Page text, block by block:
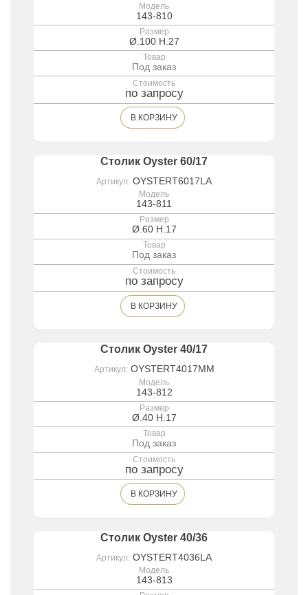
Модель
143-810
Размер
Ø.100 H.27
Товар
Под заказ
Стоимость
по запросу
В КОРЗИНУ
Столик Oyster 60/17
Артикул: OYSTERT6017LA
Модель
143-811
Размер
Ø.60 H.17
Товар
Под заказ
Стоимость
по запросу
В КОРЗИНУ
Столик Oyster 40/17
Артикул: OYSTERT4017MM
Модель
143-812
Размер
Ø.40 H.17
Товар
Под заказ
Стоимость
по запросу
В КОРЗИНУ
Столик Oyster 40/36
Артикул: OYSTERT4036LA
Модель
143-813